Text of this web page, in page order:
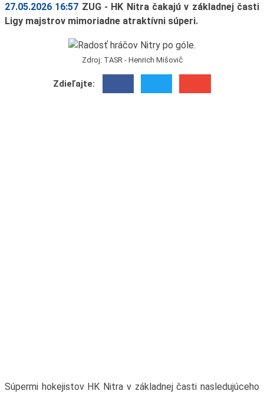
27.05.2026 16:57 ZUG - HK Nitra čakajú v základnej časti
Ligy majstrov mimoriadne atraktívni súperi.
Zdroj: TASR - Henrich Mišovič
Zdieľajte:
Súpermi hokejistov HK Nitra v základnej časti nasledujúceho